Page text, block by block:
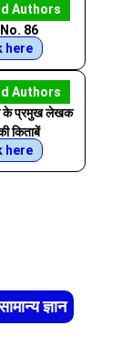
Authors
86
here
Authors
के प्रमुख लेखक
किताबें
here
ज्ञान